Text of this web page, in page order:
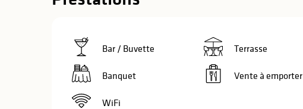
Bar / Buvette Terrasse
Banquet Vente à emporter
WiFi